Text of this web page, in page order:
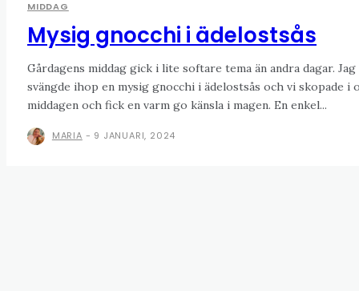
MIDDAG
Mysig gnocchi i ädelostsås
Gårdagens middag gick i lite softare tema än andra dagar. Jag
svängde ihop en mysig gnocchi i ädelostsås och vi skopade i
middagen och fick en varm go känsla i magen. En enkel...
MARIA - 9 JANUARI, 2024